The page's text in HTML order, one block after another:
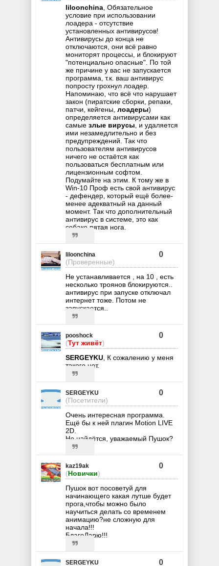
liloonchina , Обязательное
условие при использовании
лоадера - отсутствие
установленных антивирусов!
Антивирусы до конца не
отключаются, они всё равно
мониторят процессы, и блокируют
"потенциально опасные". По той
же причине у вас не запускается
программа, т.к. ваш антивирус
попросту грохнул лоадер.
Напоминаю, что всё что нарушает
закон (пиратские сборки, репаки,
патчи, кейгены, лоадеры)
определяется антивирусами как
самые злые вирусы , и удаляется
ими незамедлительно и без
предупреждений. Так что
пользователям антивирусов
ничего не остаётся как
пользоваться бесплатным или
лицензионным софтом.
Подумайте на этим. К тому же в
Win-10 Проф есть свой антивирус
- дефендер, который ещё более-
менее адекватный на данный
момент. Так что дополнительный
антивирус в системе, это как
собаке пятая нога.
liloonchina
(Проверенные)
0
Не устанавливается , на 10 , есть
несколько троянов блокируются..
антивирус при запуске отключал
интернет тоже. Потом не
запускается..
pooshock
(Тут живёт)
0
SERGEYKU , К сожалению у меня
такого нет.
SERGEYKU
(Посетители)
0
Очень интересная программа.
Ещё бы к ней плагин Motion LIVE
2D.
Не найдётся, уважаемый Пушок?
kaz19ak
(Новички)
0
Пушок вот посоветуй для
начинающего какая лутше будет
прога,чтобы можно было
научиться делать со временем
анимацию?не сложную для
начала!!!
БлагоДарю!!!
SERGEYKU 0